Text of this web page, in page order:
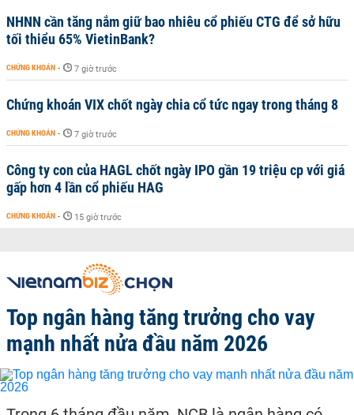
NHNN cần tăng nắm giữ bao nhiêu cổ phiếu CTG để sở hữu
tối thiểu 65% VietinBank?
CHỨNG KHOÁN - 7 giờ trước
Chứng khoán VIX chốt ngày chia cổ tức ngay trong tháng 8
CHỨNG KHOÁN - 7 giờ trước
Công ty con của HAGL chốt ngày IPO gần 19 triệu cp với giá
gấp hơn 4 lần cổ phiếu HAG
CHỨNG KHOÁN - 15 giờ trước
Top ngân hàng tăng trưởng cho vay
mạnh nhất nửa đầu năm 2026